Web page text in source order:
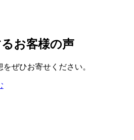
お客様の声
ぜひお寄せください。